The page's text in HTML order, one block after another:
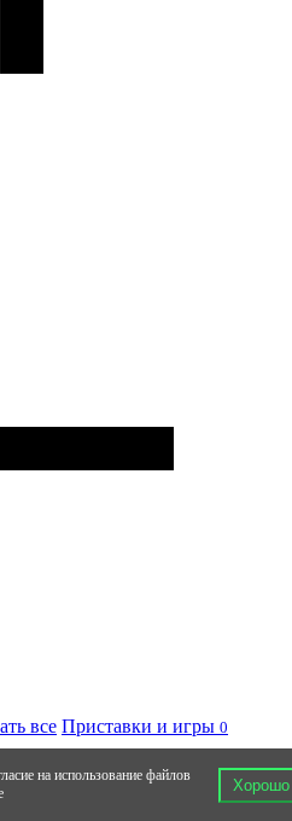
все Приставки и игры 0
на использование файлов
Хорошо